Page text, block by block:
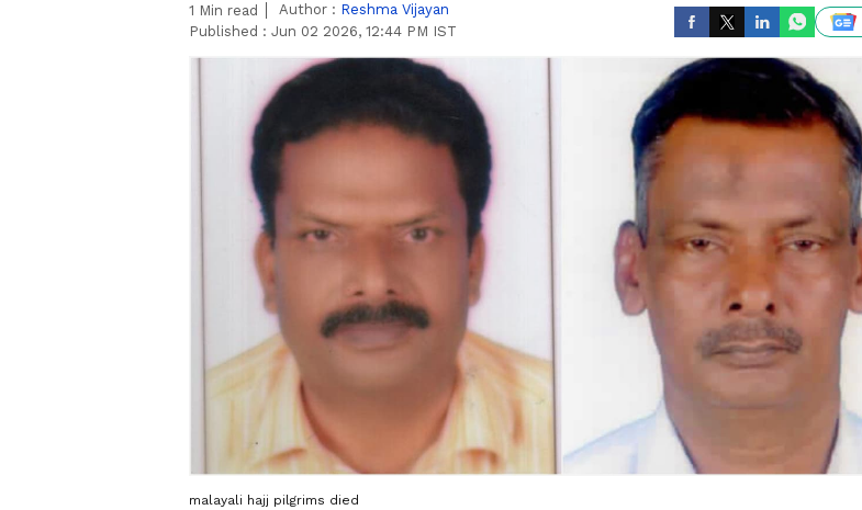
1 Min read Author : Reshma Vijayan
Published : Jun 02 2026, 12:44 PM IST
malayali hajj pilgrims died